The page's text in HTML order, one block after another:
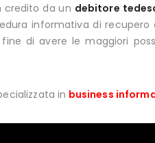
credito da un debitore
informativa di
di avere le maggiori
in business